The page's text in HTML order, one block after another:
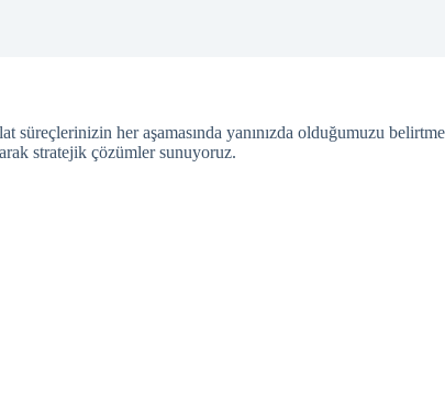
süreçlerinizin her aşamasında yanınızda olduğumuzu
stratejik çözümler sunuyoruz.